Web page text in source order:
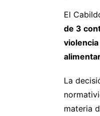
El
de 3
La
materia